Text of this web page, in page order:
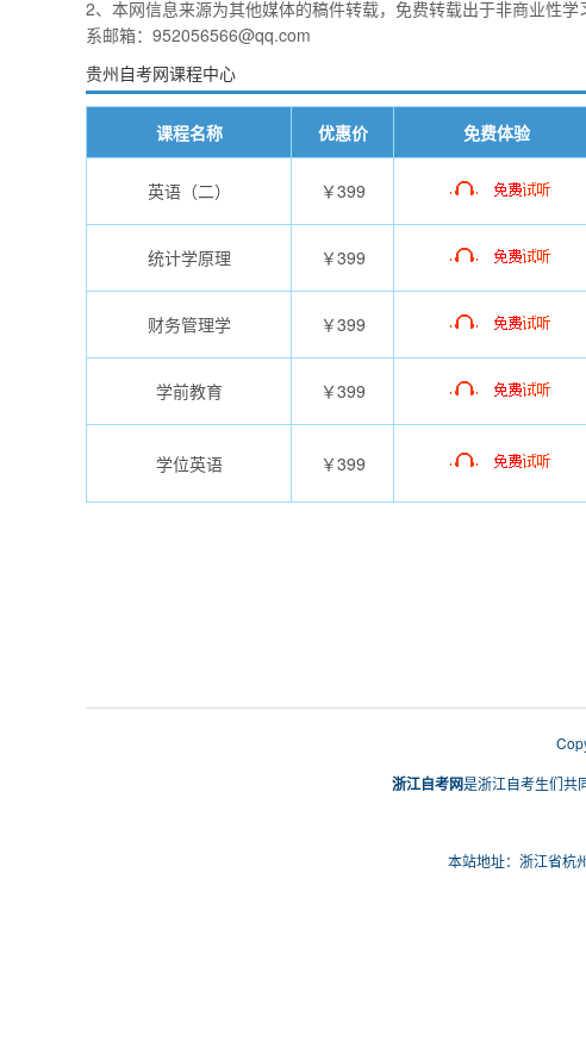
2、本网信息来源为其他媒体的稿件转载，免费转载出于非商业性
系邮箱：952056566@qq.com
贵州自考网课程中心
课程名称 优惠价 免费体验
英语（二） ￥399
统计学原理 ￥399
财务管理学 ￥399
学前教育 ￥399
学位英语 ￥399
浙江自考网是浙江自考生们共
本站地址：浙江省杭